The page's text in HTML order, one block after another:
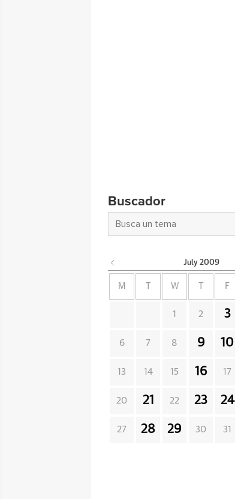
Buscador
July 2009
M W F
1 2 3
6 7 8 9 10
13 14 15 16 17
20 21 22 23 24
27 28 29 30 31